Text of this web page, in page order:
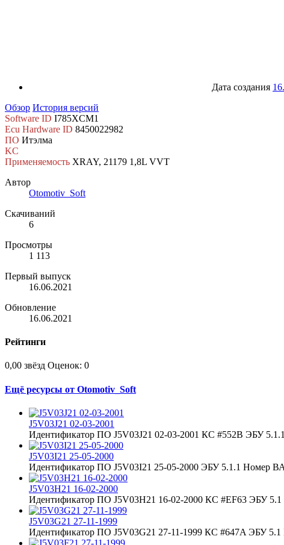
Дата создания
Обзор История версий
Software ID I785XCM1
Ecu Hardware ID 8450022982
ПО Итэлма
KC
Применяемость XRAY, 21179 1,8L VVT
Автор
Otomotiv_Soft
Скачиваний
6
Просмотры
1 113
Первый выпуск
16.06.2021
Обновление
16.06.2021
Рейтинги
0,00 звёзд Оценок: 0
Ещё ресурсы от Otomotiv_Soft
J5V03J21 02-03-2001
Идентификатор ПО J5V03J21 02-03-2001 КС #552B ЭБУ
J5V03I21 25-05-2000
Идентификатор ПО J5V03I21 25-05-2000 ЭБУ 5.1.1 Номер
J5V03H21 16-02-2000
Идентификатор ПО J5V03H21 16-02-2000 КС #EF63 ЭБУ
J5V03G21 27-11-1999
Идентификатор ПО J5V03G21 27-11-1999 КС #647A ЭБУ